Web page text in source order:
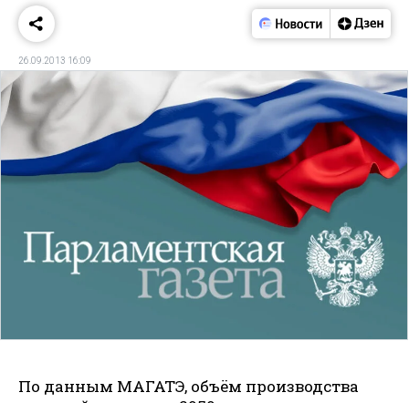
26.09.2013 16:09
По данным МАГАТЭ, объём производства